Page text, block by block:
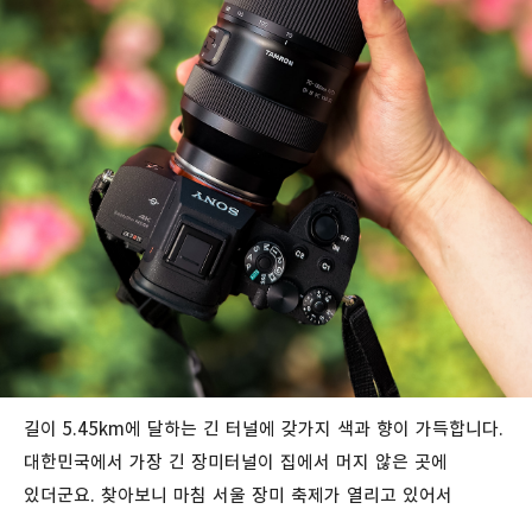
길이 5.45km에 달하는 긴 터널에 갖가지 색과 향이 가득합니다.
대한민국에서 가장 긴 장미터널이 집에서 머지 않은 곳에
있더군요. 찾아보니 마침 서울 장미 축제가 열리고 있어서